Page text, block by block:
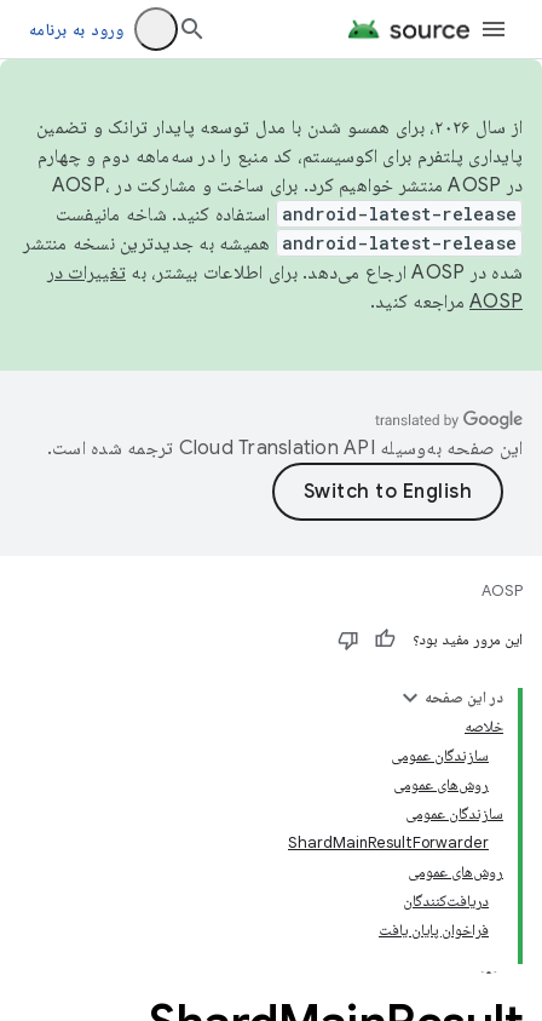
ورود به برنامه
از سال ۲۰۲۶، برای همسو شدن با مدل توسعه پایدار ترانک و تضمین
پایداری پلتفرم برای اکوسیستم، کد منبع را در سه‌ماهه دوم و چهارم
در AOSP منتشر خواهیم کرد. برای ساخت و مشارکت در AOSP،
android-latest-release استفاده کنید. شاخه مانیفست
android-latest-release
همیشه به جدیدترین نسخه منتشر
شده در AOSP ارجاع می‌دهد. برای اطلاعات بیشتر، به
تغییرات در
AOSP مراجعه کنید.
این صفحه به‌وسیله ترجمه شده است.
AOSP
این مرور مفید بود؟
در این صفحه
خلاصه
سازندگان عمومی
روش‌های عمومی
سازندگان عمومی
ShardMainResultForwarder
روش‌های عمومی
دریافت‌کنندگان
فراخوان پایان یافت